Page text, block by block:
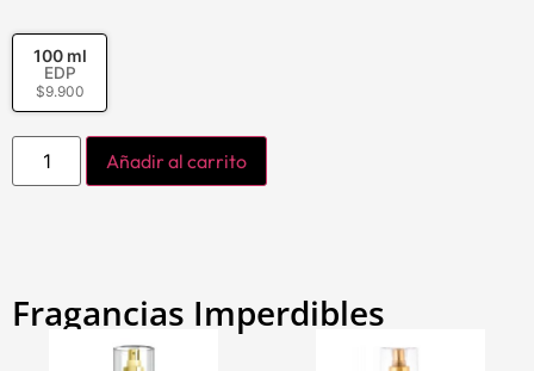
100 ml
EDP
$9.900
Añadir al carrito
Fragancias Imperdibles